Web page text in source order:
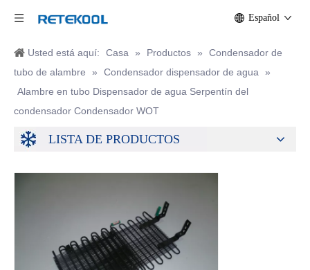
Español
Usted está aquí: Casa » Productos »
Condensador de
tubo de alambre
» Condensador dispensador de agua
»
Alambre en tubo Dispensador de agua Serpentín del
condensador Condensador WOT
LISTA DE PRODUCTOS